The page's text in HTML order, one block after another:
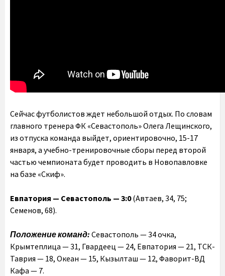
Сейчас футболистов ждет небольшой отдых. По словам
главного тренера ФК «Севастополь» Олега Лещинского,
из отпуска команда выйдет, ориентировочно, 15-17
января, а учебно-тренировочные сборы перед второй
частью чемпионата будет проводить в Новопавловке
на базе «Скиф».
Евпатория — Севастополь — 3:0(Автаев, 34, 75;
Семенов, 68).
Положение команд: Севастополь — 34 очка,
Крымтеплица — 31, Гвардеец — 24, Евпатория — 21, ТСК-
Таврия — 18, Океан — 15, Кызылташ — 12, Фаворит-ВД
Кафа — 7.